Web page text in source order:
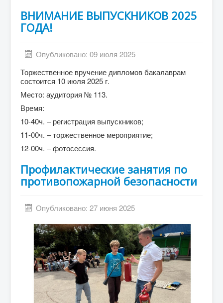
ВНИМАНИЕ ВЫПУСКНИКОВ 2025
ГОДА!
Опубликовано: 09 июля 2025
Торжественное вручение дипломов бакалаврам
состоится 10 июля 2025 г.
Место: аудитория № 113.
Время:
10-40ч. – регистрация выпускников;
11-00ч. – торжественное мероприятие;
12-00ч. – фотосессия.
Профилактические занятия по
противопожарной безопасности
Опубликовано: 27 июня 2025